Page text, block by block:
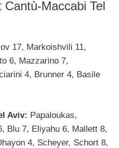
Maccabi Tel
17, Markoishvili 11,
6, Mazzarino 7,
4, Brunner 4, Basile
Aviv: Papaloukas,
Blu 7, Eliyahu 6, Mallett 8,
4, Scheyer, Schort 8,